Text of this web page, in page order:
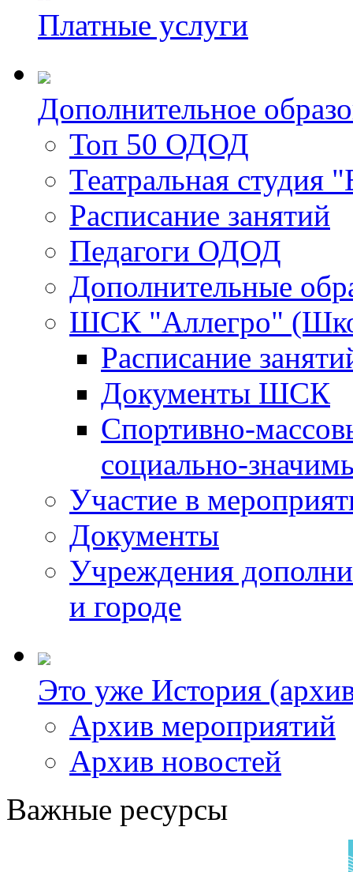
Платные услуги
Дополнительное
Топ 50 ОДОД
Театральная студия
Расписание занятий
Педагоги ОДОД
Дополнительные
ШСК "Аллегро"
Расписание
Документы ШСК
Спортивно-
социально-
Участие в
Документы
Учреждения
и городе
Это уже История
Архив мероприятий
Архив новостей
Важные ресурсы